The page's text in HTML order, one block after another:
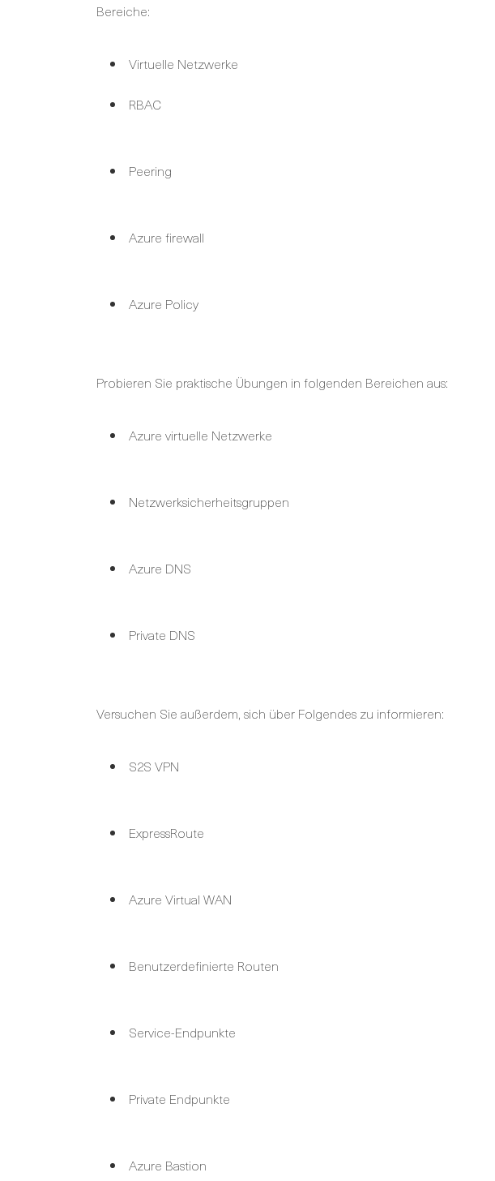
Bereiche:
Virtuelle Netzwerke
RBAC
Peering
Azure firewall
Azure Policy
Probieren Sie praktische Übungen in folgenden Bereichen aus:
Azure virtuelle Netzwerke
Netzwerksicherheitsgruppen
Azure DNS
Private DNS
Versuchen Sie außerdem, sich über Folgendes zu informieren:
S2S VPN
ExpressRoute
Azure Virtual WAN
Benutzerdefinierte Routen
Service-Endpunkte
Private Endpunkte
Azure Bastion